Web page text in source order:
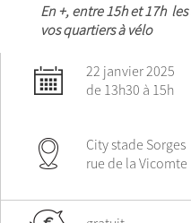
En +, entre 15h et 17h
vos quartiers à vélo
22 janvier 2025
de 13h30 à 15h
City stade Sorges
rue de la Vicomte